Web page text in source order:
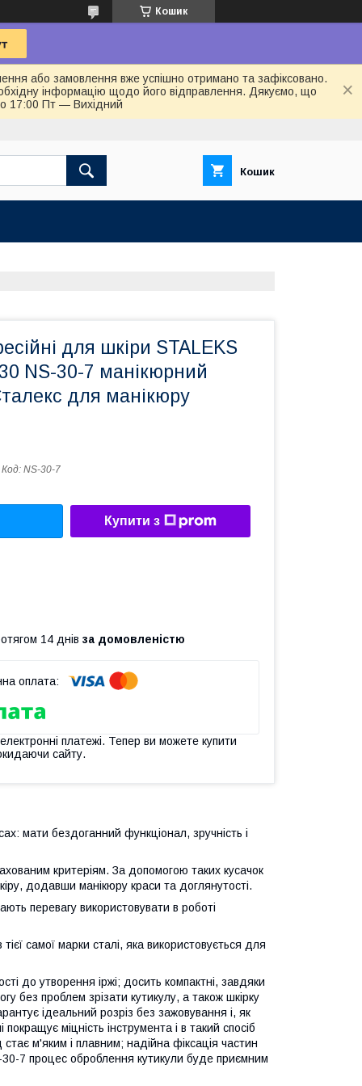
Кошик
або замовлення вже успішно отримано та зафіксовано.
інформацію щодо його відправлення. Дякуємо, що
17:00 Пт — Вихідний
Кошик
для шкіри STALEKS
NS-30-7 манікюрний
для манікюру
Код: NS-30-7
Купити з
14 днів за домовленістю
платежі. Тепер ви можете купити
сайту.
мати бездоганний функціонал, зручність і
критеріям. За допомогою таких кусачок
додавши манікюру краси та доглянутості.
перевагу використовувати в роботі
самої марки сталі, яка використовується для
до утворення іржі; досить компактні, завдяки
без проблем зрізати кутикулу, а також шкірку
ідеальний розріз без зажовування і, як
міцність інструмента і в такий спосіб
м'яким і плавним; надійна фіксація частин
7 процес оброблення кутикули буде приємним